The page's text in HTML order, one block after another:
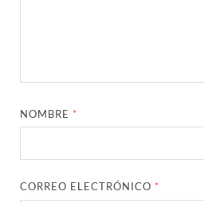
NOMBRE *
CORREO ELECTRÓNICO *